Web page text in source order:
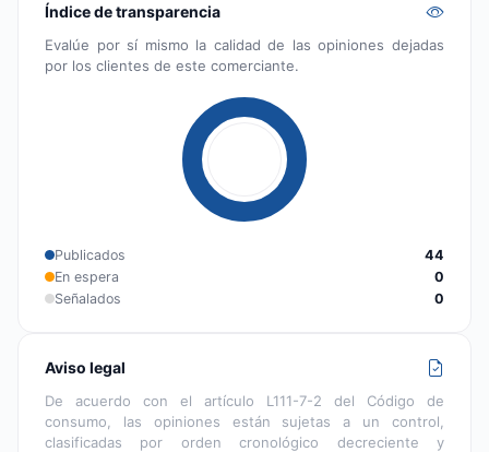
Índice de transparencia
Evalúe por sí mismo la calidad de las opiniones dejadas
por los clientes de este comerciante.
Publicados
44
En espera
0
Señalados
0
Aviso legal
De acuerdo con el artículo L111-7-2 del Código de
consumo, las opiniones están sujetas a un control,
clasificadas por orden cronológico decreciente y